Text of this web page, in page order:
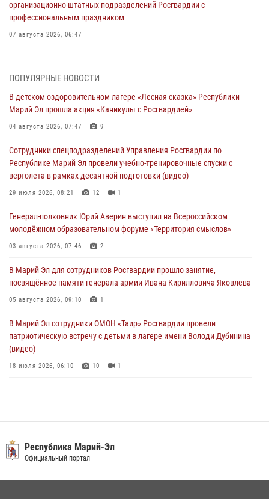
организационно-штатных подразделений Росгвардии с
профессиональным праздником
07 августа 2026, 06:47
Всероссийском семинаре в Нижнем Новгороде (видео)
07 августа 2026, 06:25 8 1
Команда «Росгвардия» принимает участие в военно-спортивном
07 августа 2026, 05:43 10
Представитель вневедомственной охраны Управления Росгвардии
по Республике Марий Эл принял участие в учебно-методическом
06 августа 2026, 09:37 10
В Марий Эл сотрудники ЛРР Росгвардии за прошедший месяц
06 августа 2026, 08:00
В Марий Эл сотрудники вневедомственной охраны Росгвардии за
05 августа 2026, 09:44
ПОПУЛЯРНЫЕ НОВОСТИ
В детском оздоровительном лагере «Лесная сказка» Республики
Марий Эл прошла акция «Каникулы с Росгвардией»
04 августа 2026, 07:47 9
Сотрудники спецподразделений Управления Росгвардии по
Республике Марий Эл провели учебно-тренировочные спуски с
вертолета в рамках десантной подготовки (видео)
29 июля 2026, 08:21 12 1
Генерал-полковник Юрий Аверин выступил на Всероссийском
молодёжном образовательном форуме «Территория смыслов»
03 августа 2026, 07:46 2
В Марий Эл для сотрудников Росгвардии прошло занятие,
посвящённое памяти генерала армии Ивана Кирилловича Яковлева
05 августа 2026, 09:10 1
В Марий Эл сотрудники ОМОН «Таир» Росгвардии провели
патриотическую встречу с детьми в лагере имени Володи Дубинина
(видео)
18 июля 2026, 06:10 10 1
В Марий Эл сотрудники Росгвардии присоединились к масштабной
донорской акции (видео)
Республика Марий-Эл
Официальный портал